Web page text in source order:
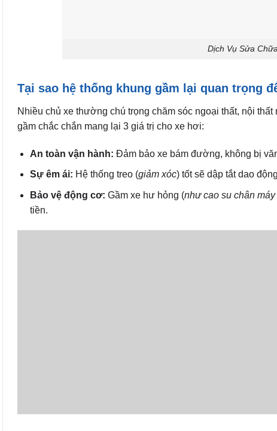
Dịch Vụ Sửa
Tại sao hệ thống khung gầm lại quan trọng
Nhiều chủ xe thường chú trọng chăm sóc ngoại thất, nội thất
gầm chắc chắn mang lại 3 giá trị cho xe hơi:
An toàn vận hành: Đảm bảo xe bám đường, không bị
Sự êm ái: Hệ thống treo (giảm xóc) tốt sẽ dập tắt dao
Bảo vệ động cơ: Gầm xe hư hỏng (như cao su chân
tiền.